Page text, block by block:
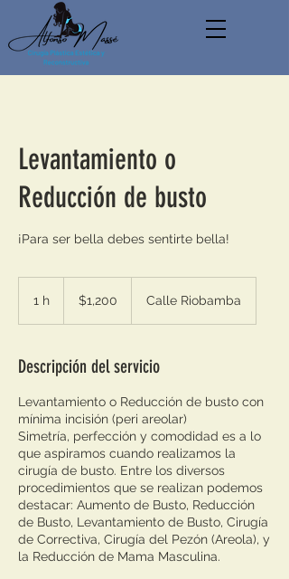
Levantamiento o
Reducción de busto
¡Para ser bella debes sentirte bella!
1 h
pesos
mexicanos
$1,200 Calle Riobamba
Descripción del servicio
Levantamiento o Reducción de busto con
mínima incisión (peri areolar)
Simetría, perfección y comodidad es a lo
que aspiramos cuando realizamos la
cirugía de busto. Entre los diversos
procedimientos que se realizan podemos
destacar: Aumento de Busto, Reducción
de Busto, Levantamiento de Busto, Cirugía
de Correctiva, Cirugía del Pezón (Areola), y
la Reducción de Mama Masculina.